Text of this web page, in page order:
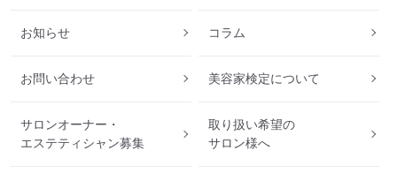
お知らせ コラム
お問い合わせ 美容家検定について
サロンオーナー・
エステティシャン募集
取り扱い希望の
サロン様へ